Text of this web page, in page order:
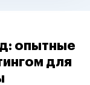
опытные
для